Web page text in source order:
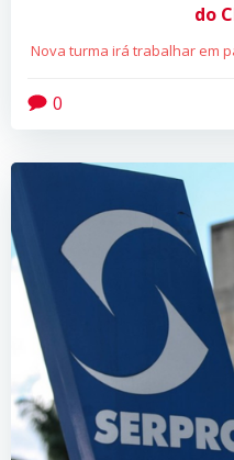
do
Nova turma irá trabalhar em
0